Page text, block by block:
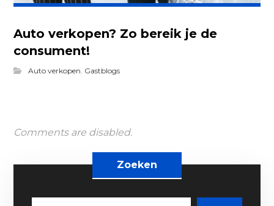
Auto verkopen? Zo bereik je de
consument!
Auto verkopen, Gastblogs
Comments are disabled.
Zoeken